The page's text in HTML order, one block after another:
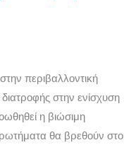
περιβαλλοντική
στην ενίσχυση
η βιώσιμη
θα βρεθούν στο